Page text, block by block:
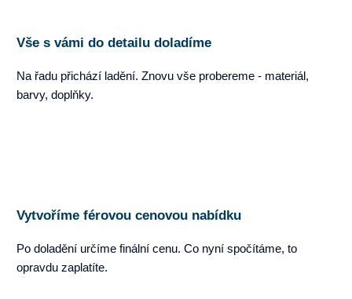
Vše s vámi do detailu doladíme
Na řadu přichází ladění. Znovu vše probereme - materiál,
barvy, doplňky.
Vytvoříme férovou cenovou nabídku
Po doladění určíme finální cenu. Co nyní spočítáme, to
opravdu zaplatíte.